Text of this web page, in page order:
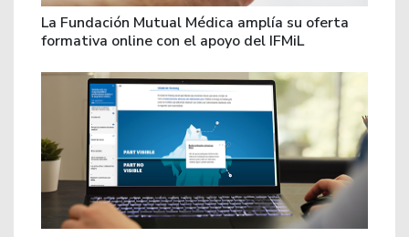
La Fundación Mutual Médica amplía su oferta
formativa online con el apoyo del IFMiL